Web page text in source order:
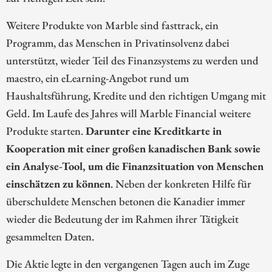
Weitere Produkte von Marble sind fasttrack, ein
Programm, das Menschen in Privatinsolvenz dabei
unterstützt, wieder Teil des Finanzsystems zu werden und
maestro, ein eLearning-Angebot rund um
Haushaltsführung, Kredite und den richtigen Umgang mit
Geld. Im Laufe des Jahres will Marble Financial weitere
Produkte starten.Darunter eine Kreditkarte in
Kooperation mit einer großen kanadischen Bank sowie
ein Analyse-Tool, um die Finanzsituation von Menschen
einschätzen zu können. Neben der konkreten Hilfe für
überschuldete Menschen betonen die Kanadier immer
wieder die Bedeutung der im Rahmen ihrer Tätigkeit
gesammelten Daten.
Die Aktie legte in den vergangenen Tagen auch im Zuge